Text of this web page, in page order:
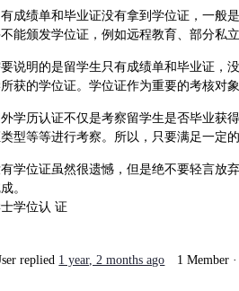
成绩单和毕业证没有拿到学位证，一般
能颁发学位证，例如远程教育、部分私立
说明的是留学生只有成绩单和毕业证，
获的学位证。学位证作为重要的考核对
学历认证不仅是考察留学生是否毕业获
型等等进行考察。所以，只要满足一定
学位证虽然很遗憾，但是绝不要轻言放
。
学位认 证
replied 1 year, 2 months ago 1 Member ·